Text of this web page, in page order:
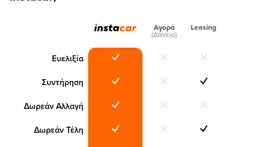
Ευελιξία
Συντήρηση
Δωρεάν Αλλαγή
Δωρεάν Τέλη
Αγορά
(Δάνειο)
Leasing